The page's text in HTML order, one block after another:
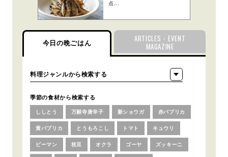
点...
今日の晩ごはん
ARTICLES・EVENT
MAGAZINE
季節の食材から検索する
ししとう 万願寺唐辛子 新ショウガ 赤パプリカ
黄パプリカ とうもろこし トマト キュウリ
ピーマン 枝豆 オクラ ゴーヤ ズッキーニ